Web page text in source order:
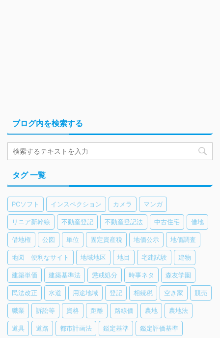
ブログ内を検索する
タグ 一覧
PCソフト インスペクション カメラ マンガ
リニア新幹線 不動産登記 不動産登記法 中古住宅 借地
借地権 公図 単位 固定資産税 地価公示 地価調査
地図 便利なサイト 地域地区 地目 宅建試験 建物
建築単価 建築基準法 懲戒処分 時事ネタ 森友学園
民法改正 水道 用途地域 登記 相続税 空き家 競売
職業 訴訟等 資格 距離 路線価 農地 農地法
道具 道路 都市計画法 鑑定基準 鑑定評価基準